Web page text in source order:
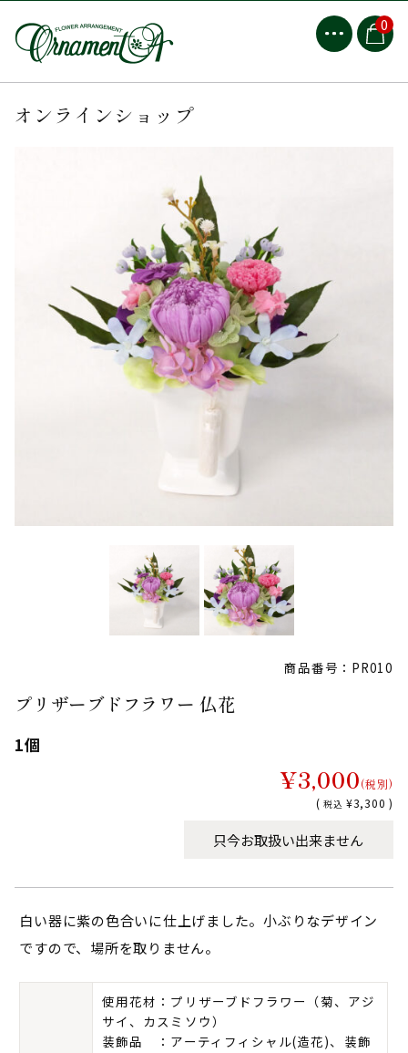
0
オンラインショップ
商品番号：PR010
プリザーブドフラワー 仏花
1個
¥3,000(税別)
(税込 ¥3,300 )
只今お取扱い出来ません
白い器に紫の色合いに仕上げました。小ぶりなデザイン
ですので、場所を取りません。
使用花材：プリザーブドフラワー（菊、アジ
サイ、カスミソウ）
装飾品 ：アーティフィシャル(造花)、装飾